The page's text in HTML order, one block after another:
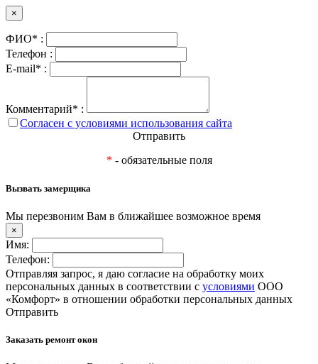
×
ФИО* :
Телефон :
E-mail* :
Комментарий* :
Согласен с условиями использования сайта
Отправить
* - обязательные поля
Вызвать замерщика
Мы перезвоним Вам в ближайшее возможное время
×
Имя:
Телефон:
Отправляя запрос, я даю согласие на обработку моих
персональных данных в соответствии с условиями ООО
«Комфорт» в отношении обработки персональных данных
Отправить
Заказать ремонт окон